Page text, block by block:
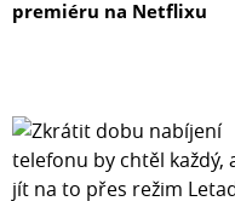
premiéru na Netflixu